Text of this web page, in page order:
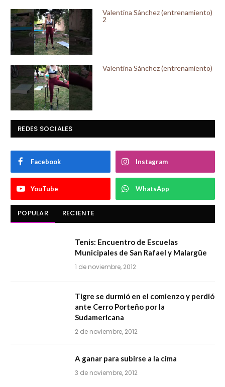
Valentina Sánchez (entrenamiento)
2
Valentina Sánchez (entrenamiento)
REDES SOCIALES
Facebook Instagram
YouTube WhatsApp
POPULAR RECIENTE
Tenis: Encuentro de Escuelas
Municipales de San Rafael y Malargüe
1 de noviembre, 2012
Tigre se durmió en el comienzo y perdió
ante Cerro Porteño por la
Sudamericana
2 de noviembre, 2012
A ganar para subirse a la cima
3 de noviembre, 2012